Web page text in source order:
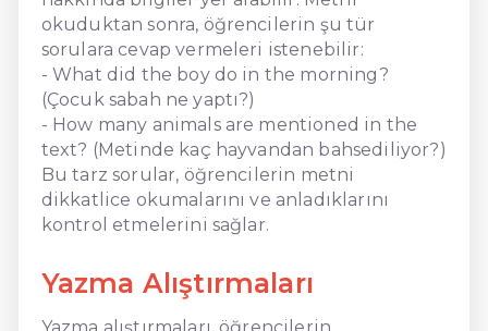
okuduktan sonra, öğrencilerin şu tür
sorulara cevap vermeleri istenebilir:
- What did the boy do in the morning?
(Çocuk sabah ne yaptı?)
- How many animals are mentioned in the
text? (Metinde kaç hayvandan bahsediliyor?)
Bu tarz sorular, öğrencilerin metni
dikkatlice okumalarını ve anladıklarını
kontrol etmelerini sağlar.
Yazma Alıştırmaları